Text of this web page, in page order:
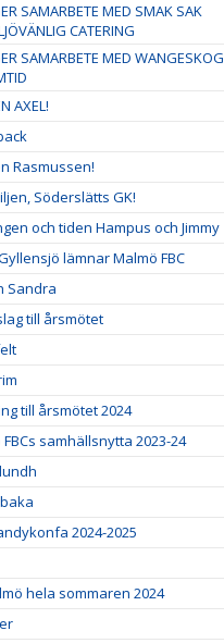
SAMARBETE MED SMAK SAK
CATERING
SAMARBETE MED WANGESKOG
AXEL!
Rasmussen!
Söderslätts GK!
och tiden Hampus och Jimmy
lämnar Malmö FBC
Sandra
till årsmötet
till årsmötet 2024
samhällsnytta 2023-24
2024-2025
hela sommaren 2024